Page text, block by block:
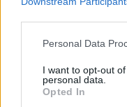
Personal Data
I want to opt-out
personal data.
Opted In
07/04/2026 12:44